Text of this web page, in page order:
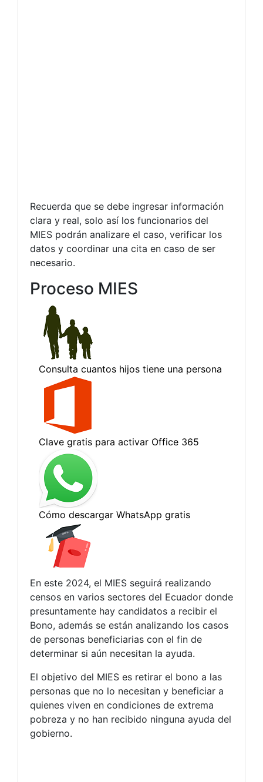
Recuerda que se debe ingresar información
clara y real, solo así los funcionarios del
MIES podrán analizare el caso, verificar los
datos y coordinar una cita en caso de ser
necesario.
Proceso MIES
En este 2024, el MIES seguirá realizando
censos en varios sectores del Ecuador donde
presuntamente hay candidatos a recibir el
Bono, además se están analizando los casos
de personas beneficiarias con el fin de
determinar si aún necesitan la ayuda.
El objetivo del MIES es retirar el bono a las
personas que no lo necesitan y beneficiar a
quienes viven en condiciones de extrema
pobreza y no han recibido ninguna ayuda del
gobierno.